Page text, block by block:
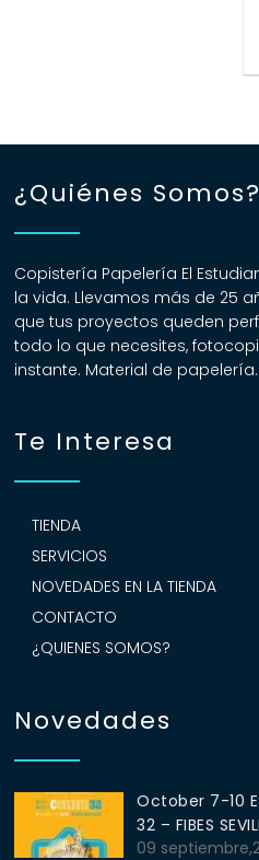
¿Quiénes Somos?
Copistería Papelería El
la vida. Llevamos más de 25
que tus proyectos queden
todo lo que necesites,
instante. Material de papelería.
Te Interesa
TIENDA
SERVICIOS
NOVEDADES EN LA TIENDA
CONTACTO
¿QUIENES SOMOS?
Novedades
October 7-10
32 – FIBES
09